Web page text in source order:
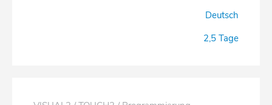
Deutsch
2,5 Tage